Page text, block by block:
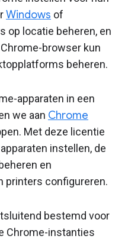
Windows of
op locatie beheren, en
browser kun
beheren.
apparaten in een
we aan Chrome
Met deze licentie
instellen, de
en
printers configureren.
bestemd voor
Chrome-instanties